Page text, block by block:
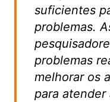
suficientes
problemas.
problemas
melhorar os
para